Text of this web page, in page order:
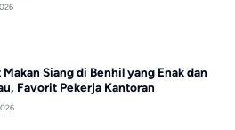
Makan Siang di Benhil yang Enak dan
Favorit Pekerja Kantoran